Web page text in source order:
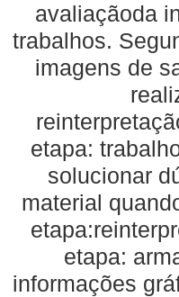
avaliaçãoda
trabalhos.
imagens de
etapa:
solucionar
material
etapa:
informações